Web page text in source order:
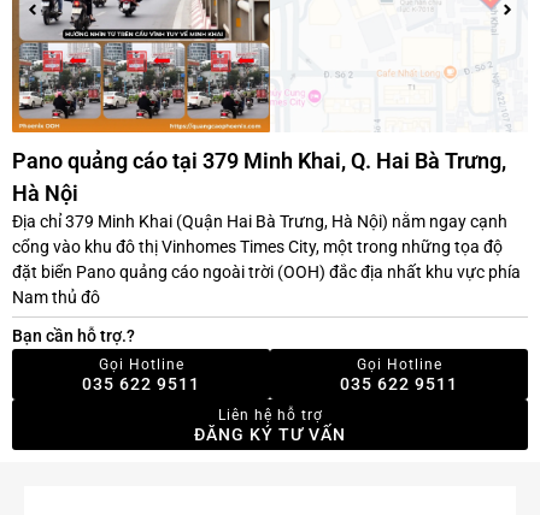
Pano quảng cáo tại 379 Minh Khai, Q. Hai Bà Trưng,
Hà Nội
Địa chỉ 379 Minh Khai (Quận Hai Bà Trưng, Hà Nội) nằm ngay cạnh
cổng vào khu đô thị Vinhomes Times City, một trong những tọa độ
đặt biển Pano quảng cáo ngoài trời (OOH) đắc địa nhất khu vực phía
Nam thủ đô
Bạn cần hỗ trợ.?
Gọi Hotline
035 622 9511
Gọi Hotline
035 622 9511
Liên hệ hỗ trợ
ĐĂNG KÝ TƯ VẤN